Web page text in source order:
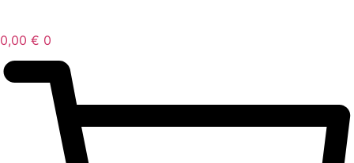
0,00 € 0